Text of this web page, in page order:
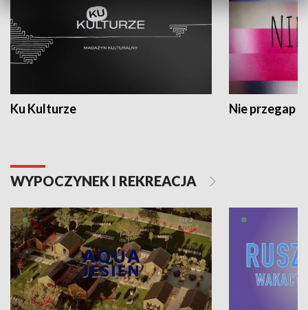
Ku Kulturze Nie przegap
WYPOCZYNEK I REKREACJA